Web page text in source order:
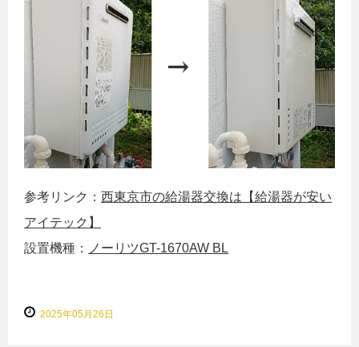
参考リンク： 西東京市の給湯器交換は【給湯器が安い
アイテック】
設置機種：
ノーリツGT-1670AW BL
2025年05月26日